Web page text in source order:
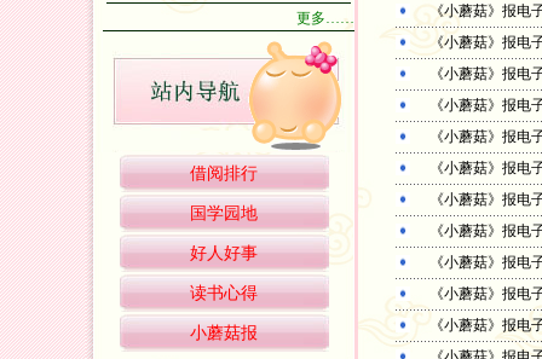
更多……
借阅排行
国学园地
好人好事
读书心得
小蘑菇报
《小蘑菇》报电
《小蘑菇》报电
《小蘑菇》报电
《小蘑菇》报电
《小蘑菇》报电
《小蘑菇》报电
《小蘑菇》报电
《小蘑菇》报电
《小蘑菇》报电
《小蘑菇》报电
《小蘑菇》报电